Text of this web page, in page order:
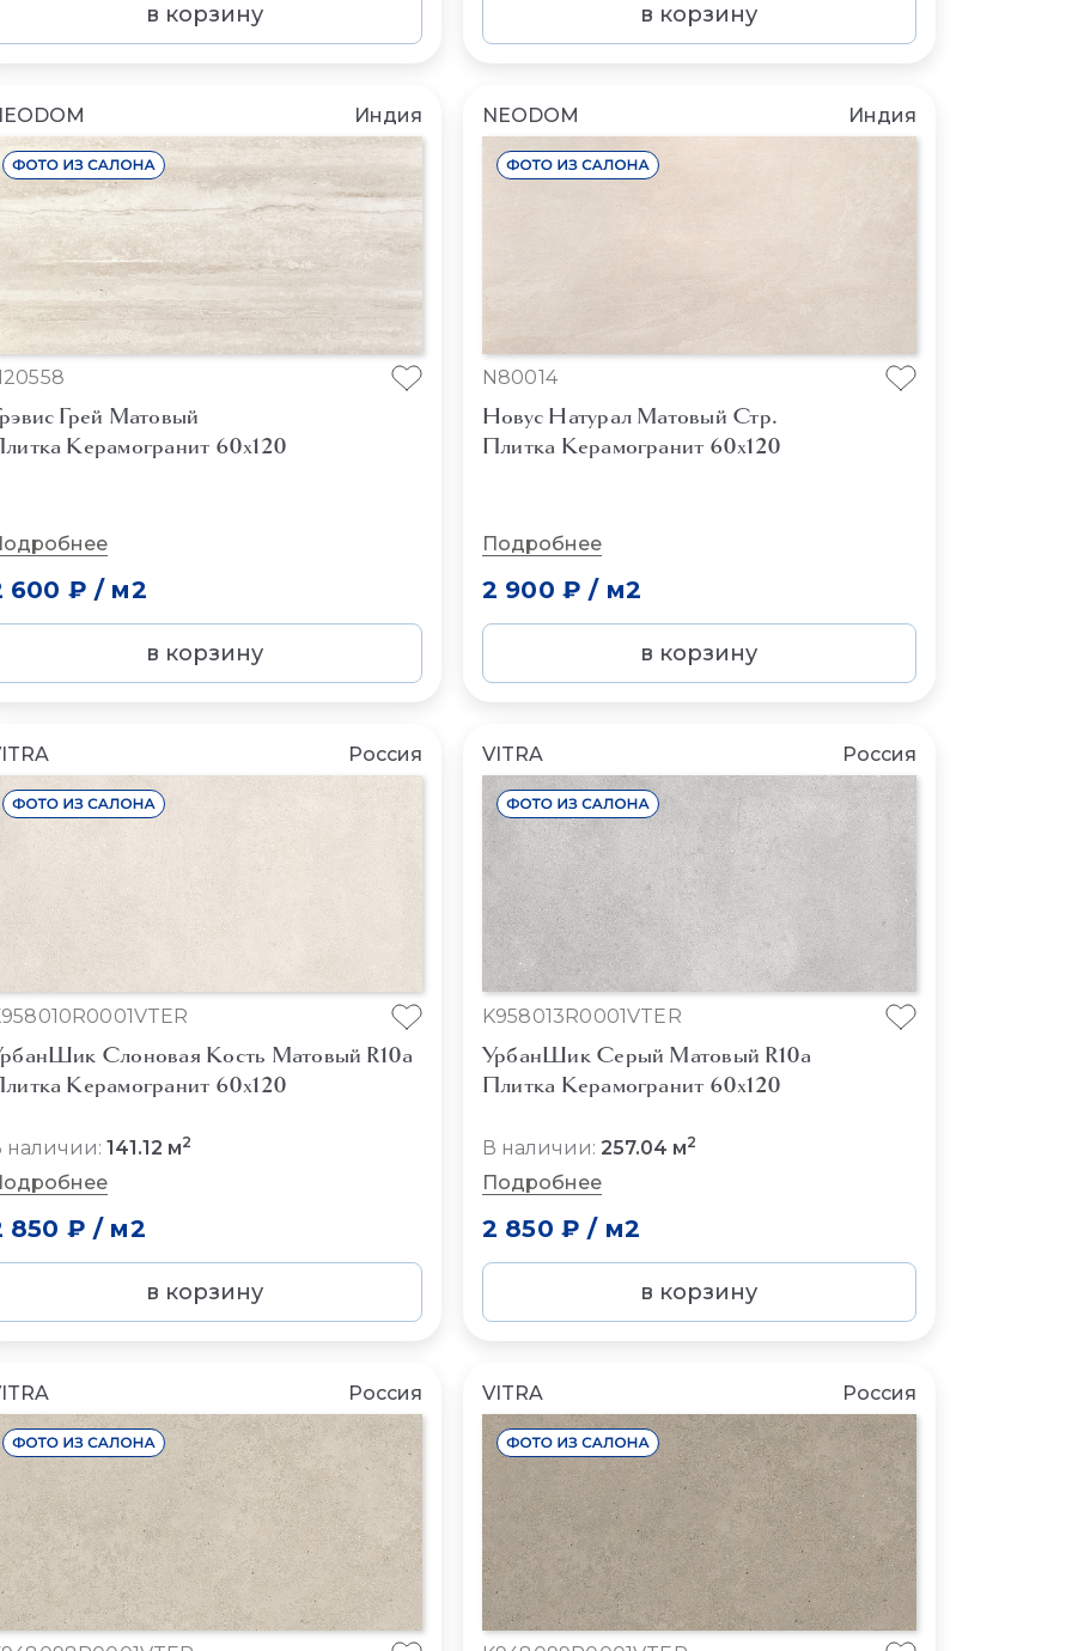
в корзину в корзину
Индия
Грей Матовый
Керамогранит 60x120
600 ₽ / м2
в корзину
NEODOM Индия
N80014
Новус Натурал Матовый Стр.
Плитка Керамогранит 60x120
Подробнее
2 900 ₽ / м2
в корзину
Россия
Слоновая Кость Матовый R10a
Керамогранит 60x120
наличии: 141.12 м2
850 ₽ / м2
в корзину
VITRA Россия
K958013R0001VTER
УрбанШик Серый Матовый R10a
Плитка Керамогранит 60x120
В наличии: 257.04 м2
Подробнее
2 850 ₽ / м2
в корзину
Россия VITRA Россия